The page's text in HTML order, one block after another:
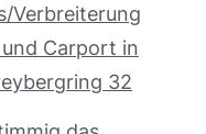
Verbreiterung
Carport in
32